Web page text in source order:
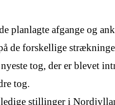
planlagte afgange og
de forskellige
tog, der er blevet
tog.
stillinger i